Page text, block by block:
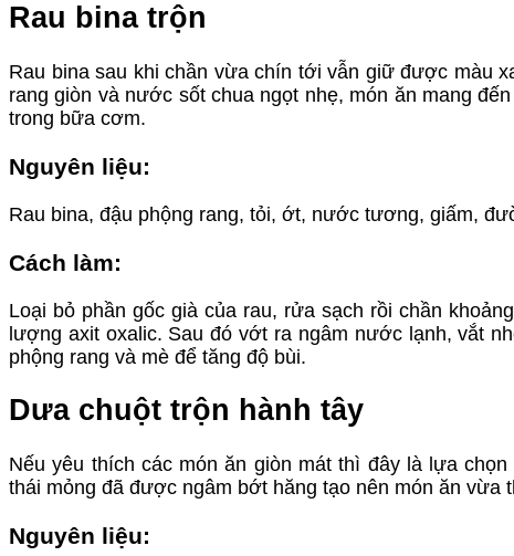
Rau bina trộn
Rau bina sau khi chần vừa chín tới vẫn giữ được màu
rang giòn và nước sốt chua ngọt nhẹ, món ăn mang
trong bữa cơm.
Nguyên liệu:
Rau bina, đậu phộng rang, tỏi, ớt, nước tương, giấm,
Cách làm:
Loại bỏ phần gốc già của rau, rửa sạch rồi chần
lượng axit oxalic. Sau đó vớt ra ngâm nước lạnh, vắt
phộng rang và mè để tăng độ bùi.
Dưa chuột trộn hành tây
Nếu yêu thích các món ăn giòn mát thì đây là lựa
thái mỏng đã được ngâm bớt hăng tạo nên món ăn vừa
Nguyên liệu: